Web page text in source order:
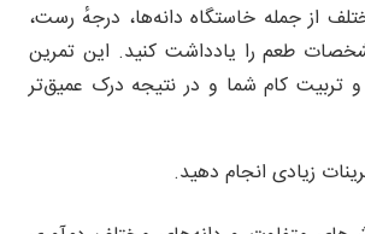
از جمله خاستگاه دانه‌ها، درجهٔ رست،
طعم را یادداشت کنید. این تمرین
تربیت کام شما و در نتیجه درک عمیق‌تر
زیادی انجام دهید.